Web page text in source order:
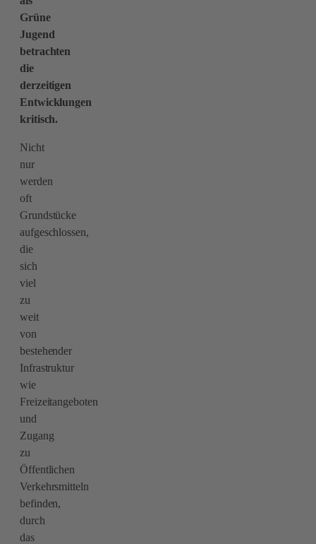
Grüne
Jugend
betrachten
die
derzeitigen
Entwicklungen
kritisch.
Nicht
nur
werden
oft
Grundstücke
aufgeschlossen,
die
sich
viel
zu
weit
von
bestehender
Infrastruktur
wie
Freizeitangeboten
und
Zugang
zu
Öffentlichen
Verkehrsmitteln
befinden,
durch
das